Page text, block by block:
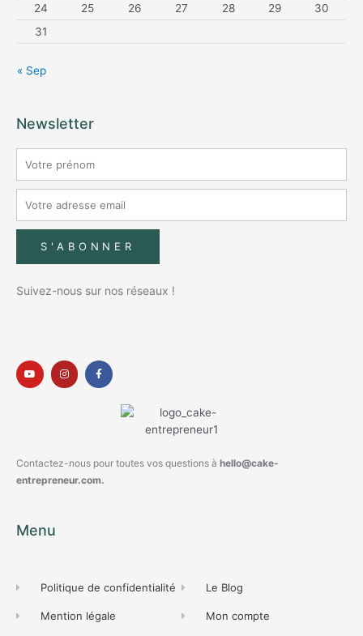
24
25 26 27 28 29
30
31
« Sep
Newsletter
S'ABONNER
Suivez-nous sur nos réseaux !
Contactez-nous pour toutes vos questions à hello@cake-
entrepreneur.com.
Menu
Politique de confidentialité
Mention légale
Le Blog
Mon compte